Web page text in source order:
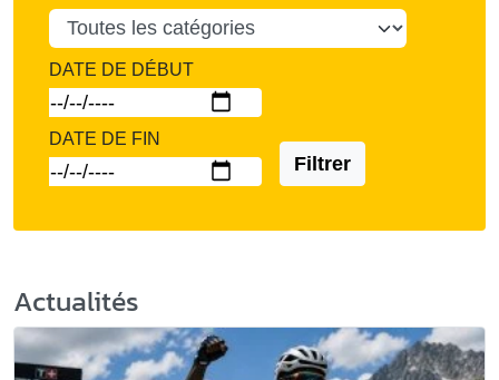
DATE DE DÉBUT
DATE DE FIN
Filtrer
Actualités